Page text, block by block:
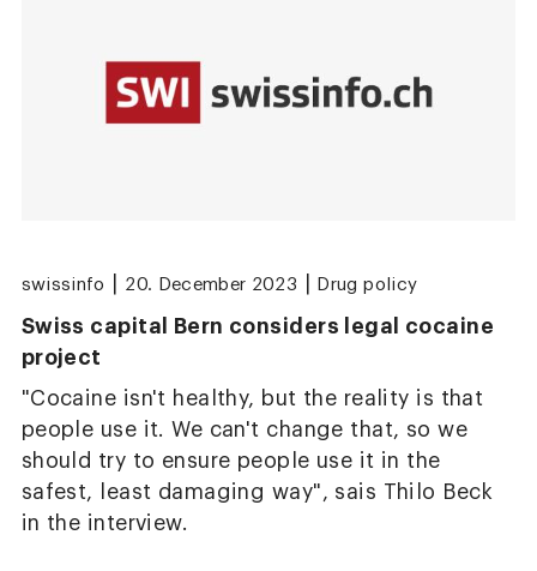
swissinfo 20. December 2023 Drug policy
Swiss capital Bern considers legal cocaine
project
"Cocaine isn't healthy, but the reality is that
people use it. We can't change that, so we
should try to ensure people use it in the
safest, least damaging way", sais Thilo Beck
in the interview.